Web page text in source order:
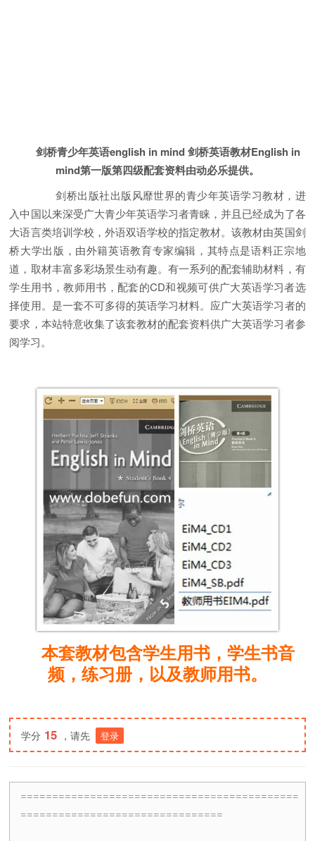
剑桥青少年英语english in mind 剑桥英语教材English in
mind第一版第四级配套资料由动必乐提供。
剑桥出版社出版风靡世界的青少年英语学习教材，进
入中国以来深受广大青少年英语学习者青睐，并且已经成为了各
大语言类培训学校，外语双语学校的指定教材。该教材由英国剑
桥大学出版，由外籍英语教育专家编辑，其特点是语料正宗地
道，取材丰富多彩场景生动有趣。有一系列的配套辅助材料，有
学生用书，教师用书，配套的CD和视频可供广大英语学习者选
择使用。是一套不可多得的英语学习材料。应广大英语学习者的
要求，本站特意收集了该套教材的配套资料供广大英语学习者参
阅学习。
本套教材包含学生用书，学生书音
频，练习册，以及教师用书。
学分 15 ，请先 登录
============================================
================================